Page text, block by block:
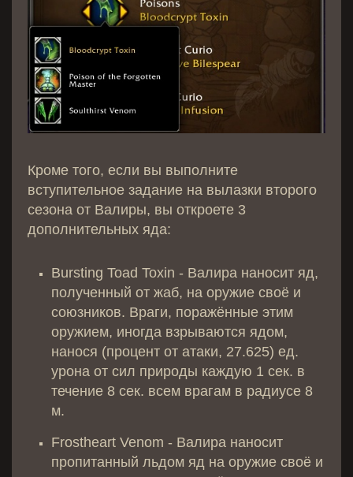
Кроме того, если вы выполните
вступительное задание на вылазки второго
сезона от Валиры, вы откроете 3
дополнительных яда:
Bursting Toad Toxin - Валира наносит яд,
полученный от жаб, на оружие своё и
союзников. Враги, поражённые этим
оружием, иногда взрываются ядом,
нанося (процент от атаки, 27.625) ед.
урона от сил природы каждую 1 сек. в
течение 8 сек. всем врагам в радиусе 8
м.
Frostheart Venom - Валира наносит
пропитанный льдом яд на оружие своё и